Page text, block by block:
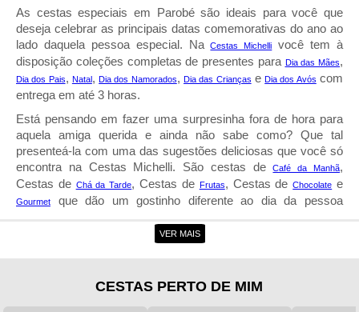
As cestas especiais em Parobé são ideais para você que
deseja celebrar as principais datas comemorativas do ano ao
lado daquela pessoa especial. NaCestas Michelli
você tem à
disposição coleções completas de presentes para Dia das Mães,
Dia dos Pais, Natal,Dia dos Namorados,Dia das Crianças eDia dos Avós com
entrega em até 3 horas.
Está pensando em fazer uma surpresinha fora de hora para
aquela amiga querida e ainda não sabe como? Que tal
presenteá-la com uma das sugestões deliciosas que você só
encontra na Cestas Michelli. São cestas deCafé da Manh,
Cestas de Chá da Tarde, Cestas de Frutas, Cestas deChocolate e
Gourmet
que dão um gostinho diferente ao dia da pessoa
Entrega de Cestas em Parobé
palma da sua mão uma seleção delicada de mimos para
VER MAIS
CESTAS PERTO DE MIM